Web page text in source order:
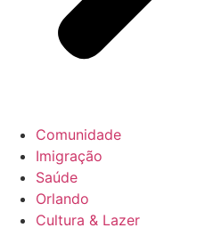
Comunidade
Imigração
Saúde
Orlando
Cultura & Lazer